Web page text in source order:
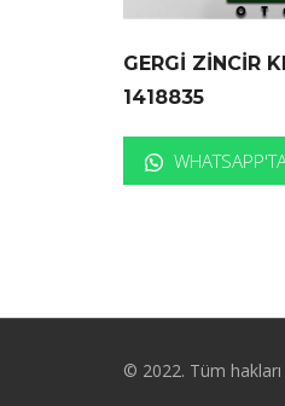
GERGİ ZİNCİR
1418835
© 2022. Tüm hakları